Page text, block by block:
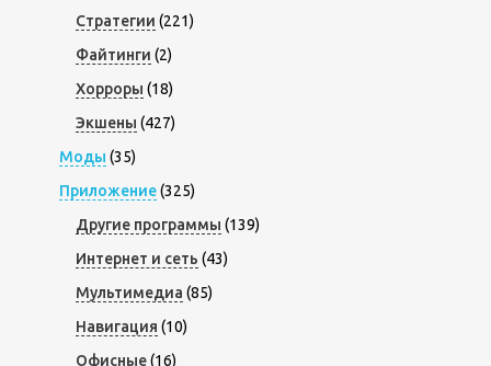
Стратегии (221)
Файтинги (2)
Хорроры (18)
Экшены (427)
Моды (35)
Приложение(325)
Другие программы (139)
Интернет и сеть (43)
Мультимедиа (85)
Навигация (10)
Офисные(16)